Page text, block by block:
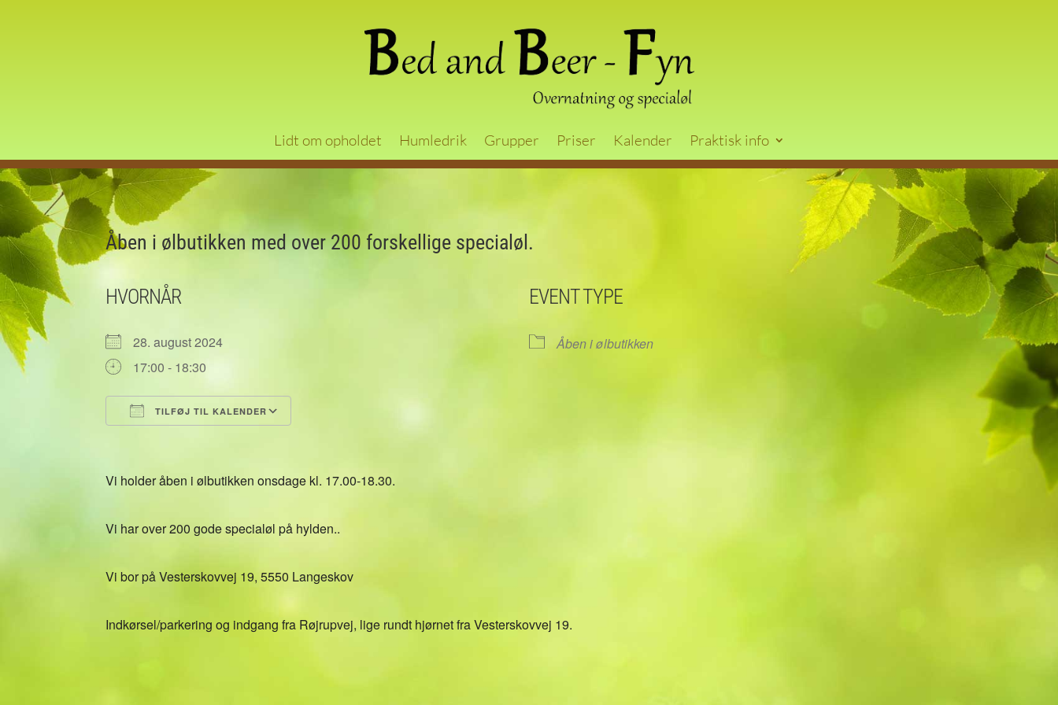
Lidt om opholdet Humledrik Grupper Priser Kalender Praktisk info
Åben i ølbutikken med over 200 forskellige specialøl.
HVORNÅR
28. august 2024
17:00 - 18:30
TILFØJ TIL KALENDER
EVENT TYPE
Åben i ølbutikken
Vi holder åben i ølbutikken onsdage kl. 17.00-18.30.
Vi har over 200 gode specialøl på hylden..
Vi bor på Vesterskovvej 19, 5550 Langeskov
Indkørsel/parkering og indgang fra Røjrupvej, lige rundt hjørnet fra Vesterskovvej 19.